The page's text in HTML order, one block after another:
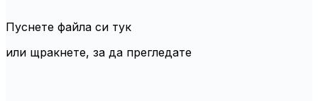
Пуснете файла си тук
или щракнете, за да прегледате